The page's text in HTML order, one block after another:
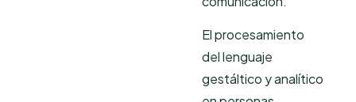
El procesamiento
del lenguaje
gestáltico y analítico